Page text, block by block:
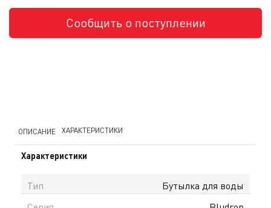
Сообщить о поступлении
ОПИСАНИЕ ХАРАКТЕРИСТИКИ
Характеристики
Тип
Бутылка для воды